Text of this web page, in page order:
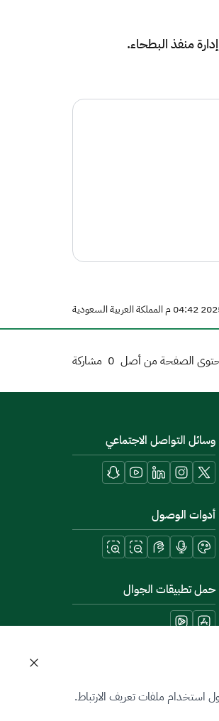
منفذ البطحاء.​
الصفحة من أصل 0 مشاركة
وسائل التواصل الاجتماعي
أدوات الوصول
حمل تطبيقات الجوال
استخدام ملفات تعريف الارتباط.